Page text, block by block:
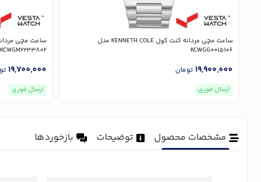
ساعت مچی مردانه کنت کول KENNETH COLE مدل
KCWGG0015106
19,900,000 تومان
ارسال فوری
KCWGM2233802
19,700,000
ارسال فوری
مشخصات محصول توضیحات بازخوردها